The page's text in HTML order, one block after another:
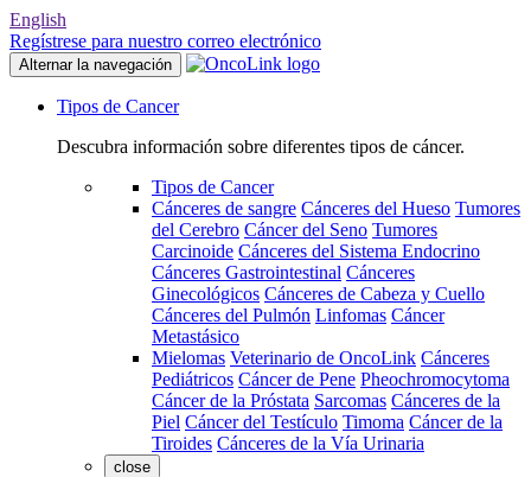
English
Regístrese para nuestro correo electrónico
Alternar la navegación
Tipos de Cancer
Descubra información sobre diferentes tipos de cáncer.
Tipos de Cancer
Cánceres de sangre Cánceres del Hueso Tumores
del Cerebro Cáncer del Seno Tumores
Carcinoide Cánceres del Sistema Endocrino
Cánceres Gastrointestinal Cánceres
Ginecológicos Cánceres de Cabeza y Cuello
Cánceres del Pulmón Linfomas Cáncer
Metastásico
Mielomas Veterinario de OncoLink Cánceres
Pediátricos Cáncer de Pene Pheochromocytoma
Cáncer de la Próstata Sarcomas Cánceres de la
Piel Cáncer del Testículo Timoma Cáncer de la
Tiroides Cánceres de la Vía Urinaria
close